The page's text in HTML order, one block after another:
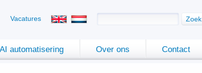
AI automatisering Over ons Contact
Zoek
Vacatures